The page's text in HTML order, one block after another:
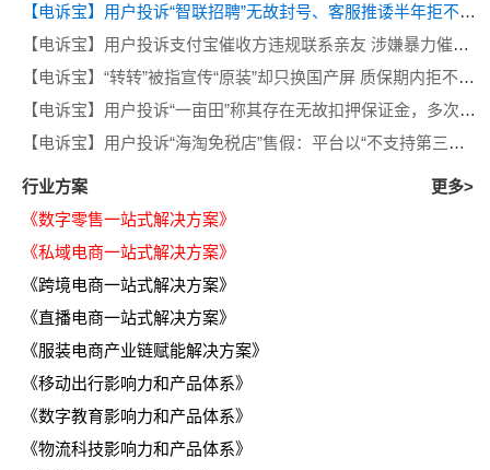
【电诉宝】用户投诉“智联招聘”无故封号、客服推诿半年拒不退费
【电诉宝】用户投诉支付宝催收方违规联系亲友 涉嫌暴力催收侵犯隐私
【电诉宝】“转转”被指宣传“原装”却只换国产屏 质保期内拒不履行售后义务
【电诉宝】用户投诉“一亩田”称其存在无故扣押保证金，多次退款遭推诿等问题
【电诉宝】用户投诉“海淘免税店”售假：平台以“不支持第三方鉴定”为由拒绝处理
行业方案
更多>
《数字零售一站式解决方案》
《私域电商一站式解决方案》
《跨境电商一站式解决方案》
《直播电商一站式解决方案》
《服装电商产业链赋能解决方案》
《移动出行影响力和产品体系》
《数字教育影响力和产品体系》
《物流科技影响力和产品体系》